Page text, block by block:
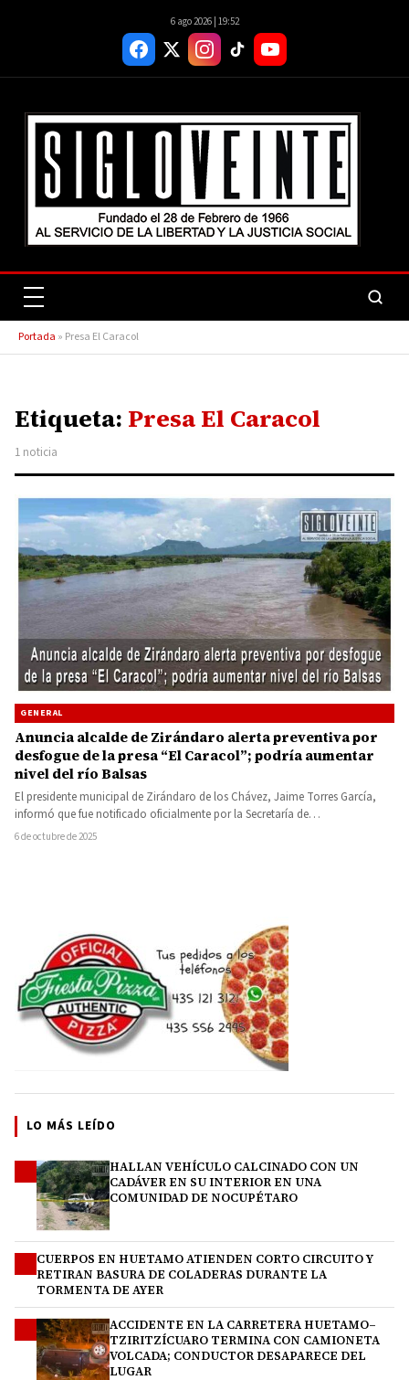
6 ago 2026 | 19:52
Portada » Presa El Caracol
Etiqueta: Presa El Caracol
1 noticia
GENERAL
Anuncia alcalde de Zirándaro alerta preventiva por
desfogue de la presa “El Caracol”; podría aumentar
nivel del río Balsas
El presidente municipal de Zirándaro de los Chávez, Jaime Torres García,
informó que fue notificado oficialmente por la Secretaría de…
6 de octubre de 2025
LO MÁS LEÍDO
HALLAN VEHÍCULO CALCINADO CON UN
CADÁVER EN SU INTERIOR EN UNA
COMUNIDAD DE NOCUPÉTARO
CUERPOS EN HUETAMO ATIENDEN CORTO CIRCUITO Y
RETIRAN BASURA DE COLADERAS DURANTE LA
TORMENTA DE AYER
ACCIDENTE EN LA CARRETERA HUETAMO–
TZIRITZÍCUARO TERMINA CON CAMIONETA
VOLCADA; CONDUCTOR DESAPARECE DEL
LUGAR